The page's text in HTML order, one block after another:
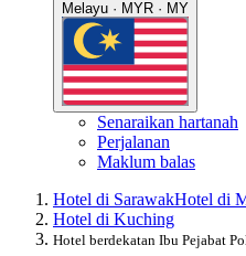
Melayu · MYR · MY
Senaraikan hartanah
Perjalanan
Maklum balas
Hotel di SarawakHotel di
Hotel di Kuching
Hotel berdekatan Ibu Pejabat